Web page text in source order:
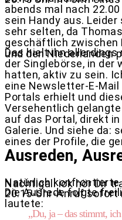
abends mal nach
sein Handy aus.
sehr selten, da
geschäftlich zwischen
und den Niederlanden
Das hielt ihn allerdings
der Singlebörse, in der
hatten, aktiv zu sein.
eine Newsletter-E-
Portals erhielt und
Versehentlich
auf das Portal, direkt
Galerie. Und siehe da:
eines der Profile, die
Ausreden,
Nachtigall ick hör Dir
Natürlich konfrontierte
20.15-Uhr-Anruf
Die Ausrede folgte
lautete:
„Du, ja – das stimmt,